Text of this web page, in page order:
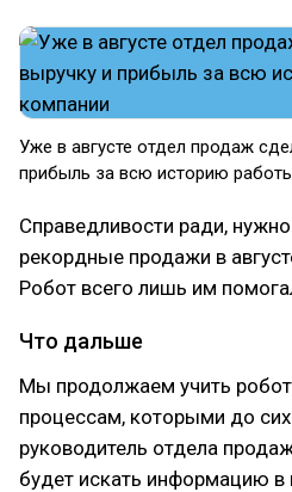
Уже в августе отдел продаж
прибыль за всю историю
Справедливости ради, нужно
рекордные продажи в
Робот всего лишь им
Что дальше
Мы продолжаем учить
процессам, которыми до
руководитель отдела
будет искать информацию в